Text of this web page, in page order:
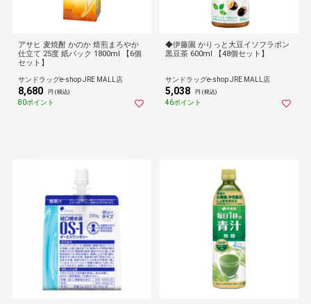
アサヒ 麦焼酎 かのか 焙煎まろやか
仕立て 25度 紙パック 1800ml 【6個
セット】
サンドラッグe-shop JRE MALL店
8,680 円 (税込)
80ポイント
◆伊藤園 かりっと大豆イソフラボン
黒豆茶 600ml 【48個セット】
サンドラッグe-shop JRE MALL店
5,038 円 (税込)
46ポイント